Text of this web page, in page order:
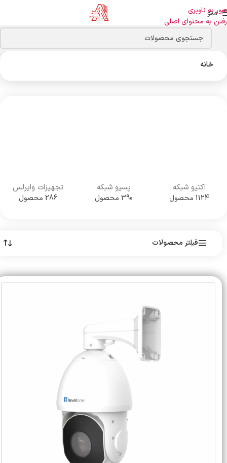
عبور به ناوبری
رفتن به محتوای اصلی
منو
خانه
اکتیو شبکه
1124 محصول
پسیو شبکه
390 محصول
تجهیزات وایرلس
286 محصول
فیلتر محصولات